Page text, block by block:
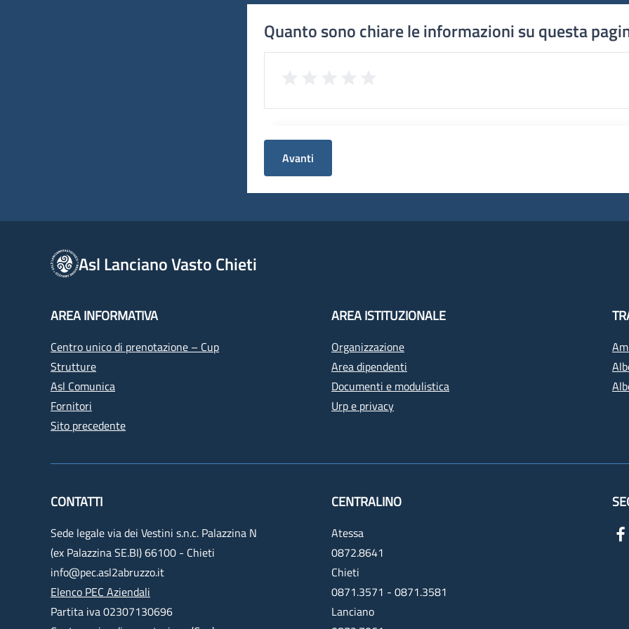
Quanto sono chiare le informazioni su questa
Avanti
Asl Lanciano Vasto Chieti
AREA INFORMATIVA
Centro unico di prenotazione – Cup
Strutture
Asl Comunica
Fornitori
Sito precedente
AREA ISTITUZIONALE
Organizzazione
Area dipendenti
Documenti e modulistica
Urp e privacy
CONTATTI
Sede legale via dei Vestini s.n.c. Palazzina N
(ex Palazzina SE.BI) 66100 - Chieti
info@pec.asl2abruzzo.it
Elenco PEC Aziendali
Partita iva 02307130696
CENTRALINO
Atessa
0872.8641
Chieti
0871.3571 - 0871.3581
Lanciano